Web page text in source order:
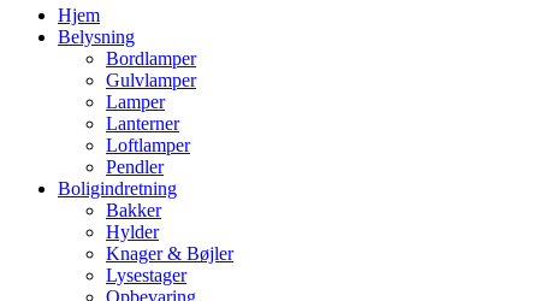
Hjem
Belysning
Bordlamper
Gulvlamper
Lamper
Lanterner
Loftlamper
Pendler
Boligindretning
Bakker
Hylder
Knager & Bøjler
Lysestager
Opbevaring